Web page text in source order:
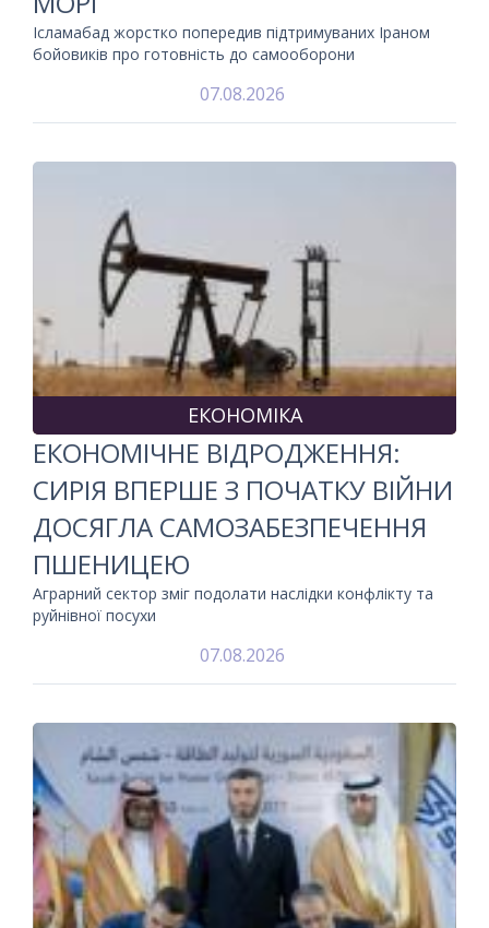
Ісламабад жорстко попередив підтримуваних Іраном
бойовиків про готовність до самооборони
07.08.2026
ЕКОНОМІКА
ЕКОНОМІЧНЕ ВІДРОДЖЕННЯ:
СИРІЯ ВПЕРШЕ З ПОЧАТКУ ВІЙНИ
ДОСЯГЛА САМОЗАБЕЗПЕЧЕННЯ
ПШЕНИЦЕЮ
Аграрний сектор зміг подолати наслідки конфлікту та
руйнівної посухи
07.08.2026